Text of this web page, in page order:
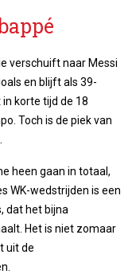
verschuift naar Messi
en blijft als 39-
korte tijd de 18
Toch is de piek van
heen gaan in totaal,
WK-wedstrijden is een
dat het bijna
Het is niet zomaar
uit de